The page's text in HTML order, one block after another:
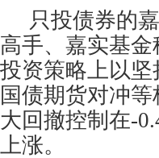
只投债券的
高手、嘉实基
投资策略上以
国债期货对冲
大回撤控制在-
上涨。